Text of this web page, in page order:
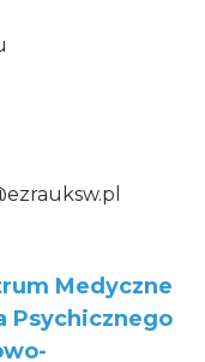
Medyczne
Psychicznego